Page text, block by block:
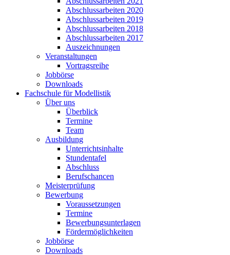
Abschlussarbeiten 2020
Abschlussarbeiten 2019
Abschlussarbeiten 2018
Abschlussarbeiten 2017
Auszeichnungen
Veranstaltungen
Vortragsreihe
Jobbörse
Downloads
Fachschule für Modellistik
Über uns
Überblick
Termine
Team
Ausbildung
Unterrichtsinhalte
Stundentafel
Abschluss
Berufschancen
Meisterprüfung
Bewerbung
Voraussetzungen
Termine
Bewerbungsunterlagen
Fördermöglichkeiten
Jobbörse
Downloads